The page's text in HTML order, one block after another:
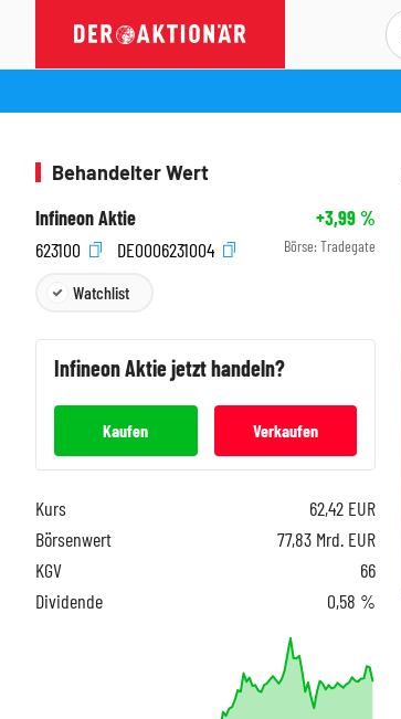
Behandelter Wert
Infineon Aktie
+3,99%
623100
DE0006231004 Börse: Tradegate
Watchlist
InfineonAktie jetzt handeln?
Kaufen Verkaufen
Kurs 62,42 EUR
Börsenwert
77,83 Mrd. EUR
KGV
66
Dividende
0,58 %